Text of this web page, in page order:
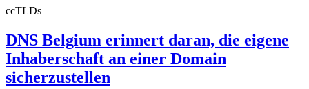
ccTLDs
DNS Belgium erinnert daran, die eigene
Inhaberschaft an einer Domain
sicherzustellen